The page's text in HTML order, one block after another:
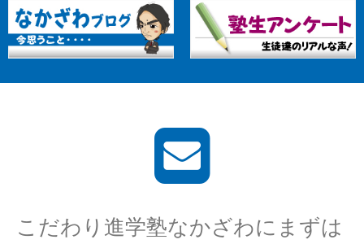
こだわり進学塾なかざわにまずは